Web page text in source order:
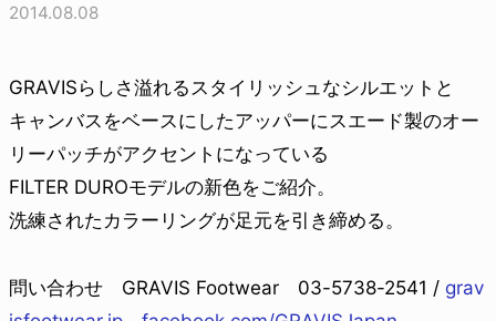
2014.08.08
GRAVISらしさ溢れるスタイリッシュなシルエットと
キャンバスをベースにしたアッパーにスエード製のオー
リーパッチがアクセントになっている
FILTER DUROモデルの新色をご紹介。
洗練されたカラーリングが足元を引き締める。
問い合わせ GRAVIS Footwear 03-5738-2541 / grav